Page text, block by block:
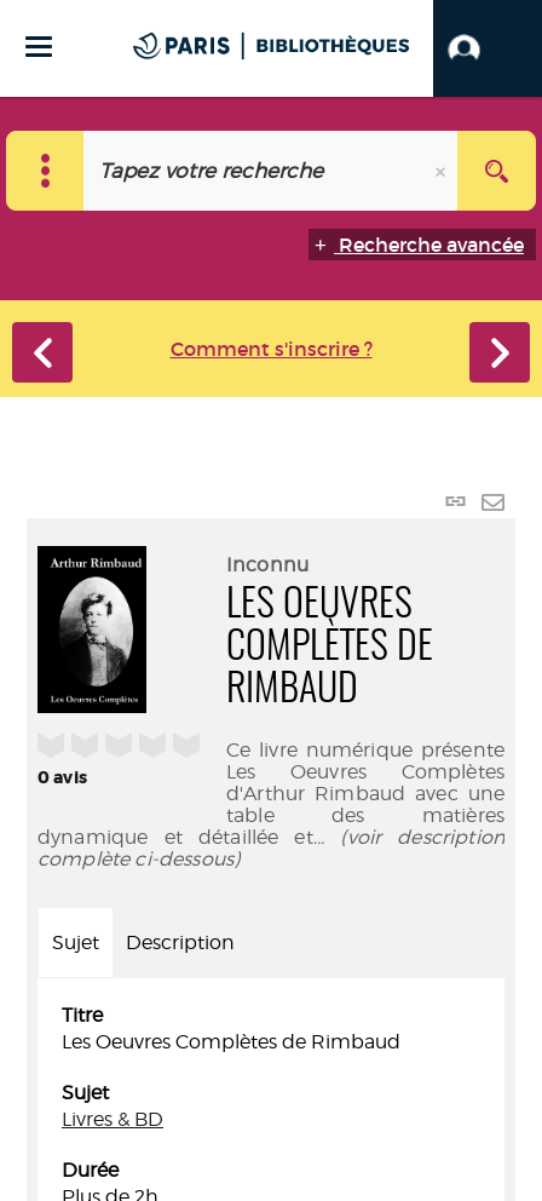
Recherche avancée
Comment s'inscrire ?
Lien
0avis
Inconnu
LES OEUVRES
COMPLÈTES DE
RIMBAUD
Ce livre numérique présente
Les Oeuvres Complètes
d'Arthur Rimbaud avec une
table des matières
dynamique et détaillée et... (voir description
complète ci-dessous)
Sujet Description
Titre
Les Oeuvres Complètes de Rimbaud
Sujet
Livres & BD
Durée